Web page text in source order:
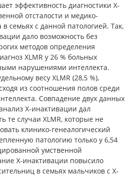
эффективность диагностики Х-
отсталости и медико-
в семьях с данной патологией. Так,
дало возможность без
методов определения
ХLMR у 26 % больных
нарушениями интеллекта.
весу XLMR (28,5 %),
из соотношения полов среди
Совпадение двух данных
Х-инактивации дал
те случаи XLMR, которые не
клинико-генеалогический
патологию только у 6,54
умственной
Х-инактивации повысило
в семьях мальчиков с Х-